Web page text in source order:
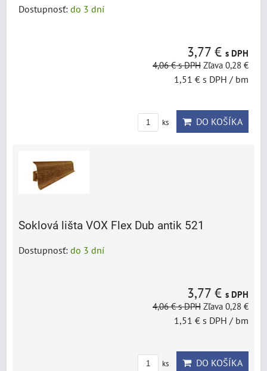
Dostupnosť: do 3 dní
3,77 € s DPH
4,06 €s DPH Zľava 0,28 €
1,51 € s DPH / bm
ks DO KOŠÍKA
Soklová lišta VOX Flex Dub antik 521
Dostupnosť: do 3 dní
3,77 € s DPH
4,06 €s DPH Zľava 0,28 €
1,51 € s DPH / bm
ks DO KOŠÍKA